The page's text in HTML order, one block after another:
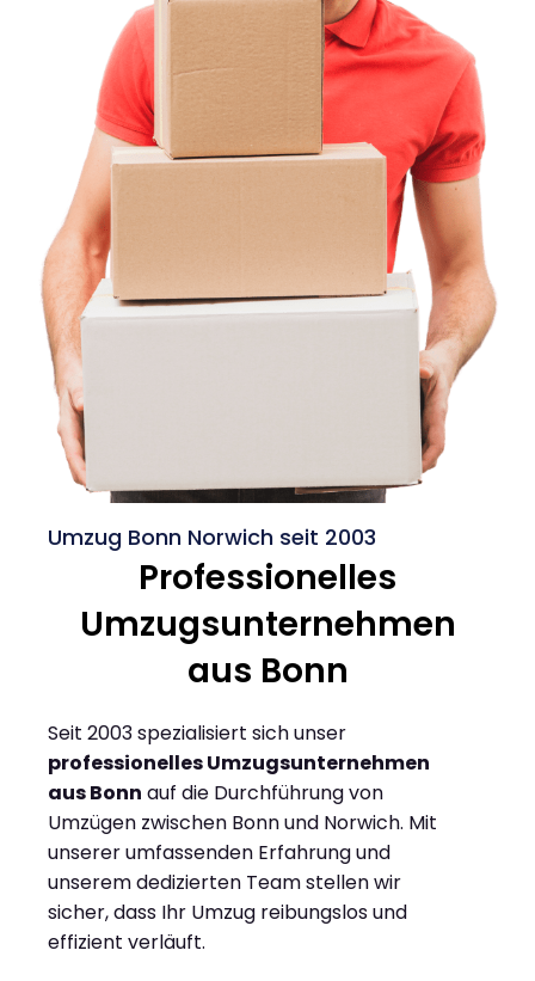
Umzug Bonn Norwich seit 2003
Professionelles
Umzugsunternehmen
aus Bonn
Seit 2003 spezialisiert sich unser
professionelles Umzugsunternehmen
aus Bonn auf die Durchführung von
Umzügen zwischen Bonn und Norwich. Mit
unserer umfassenden Erfahrung und
unserem dedizierten Team stellen wir
sicher, dass Ihr Umzug reibungslos und
effizient verläuft.